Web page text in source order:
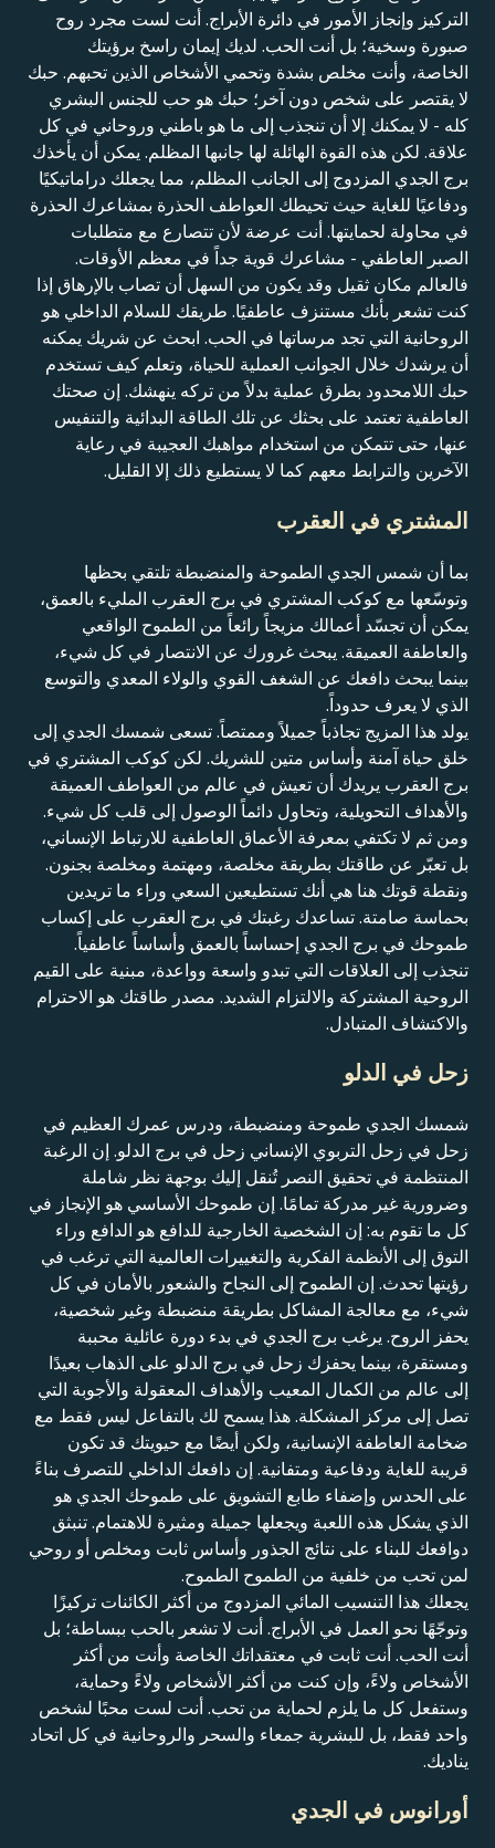
التركيز وإنجاز الأمور في دائرة الأبراج. أنت لست مجرد روح
صبورة وسخية؛ بل أنت الحب. لديك إيمان راسخ برؤيتك
الخاصة، وأنت مخلص بشدة وتحمي الأشخاص الذين تحبهم. حبك
لا يقتصر على شخص دون آخر؛ حبك هو حب للجنس البشري
كله - لا يمكنك إلا أن تنجذب إلى ما هو باطني وروحاني في كل
علاقة. لكن هذه القوة الهائلة لها جانبها المظلم. يمكن أن يأخذك
برج الجدي المزدوج إلى الجانب المظلم، مما يجعلك دراماتيكيًا
ودفاعيًا للغاية حيث تحيطك العواطف الحذرة بمشاعرك الحذرة
في محاولة لحمايتها. أنت عرضة لأن تتصارع مع متطلبات
الصبر العاطفي - مشاعرك قوية جداً في معظم الأوقات.
فالعالم مكان ثقيل وقد يكون من السهل أن تصاب بالإرهاق إذا
كنت تشعر بأنك مستنزف عاطفيًا. طريقك للسلام الداخلي هو
الروحانية التي تجد مرساتها في الحب. ابحث عن شريك يمكنه
أن يرشدك خلال الجوانب العملية للحياة، وتعلم كيف تستخدم
حبك اللامحدود بطرق عملية بدلاً من تركه ينهشك. إن صحتك
العاطفية تعتمد على بحثك عن تلك الطاقة البدائية والتنفيس
عنها، حتى تتمكن من استخدام مواهبك العجيبة في رعاية
الآخرين والترابط معهم كما لا يستطيع ذلك إلا القليل.
المشتري في العقرب
بما أن شمس الجدي الطموحة والمنضبطة تلتقي بحظها
وتوسّعها مع كوكب المشتري في برج العقرب المليء بالعمق،
يمكن أن تجسّد أعمالك مزيجاً رائعاً من الطموح الواقعي
والعاطفة العميقة. يبحث غرورك عن الانتصار في كل شيء،
بينما يبحث دافعك عن الشغف القوي والولاء المعدي والتوسع
الذي لا يعرف حدوداً.
يولد هذا المزيج تجاذباً جميلاً وممتصاً. تسعى شمسك الجدي إلى
خلق حياة آمنة وأساس متين للشريك. لكن كوكب المشتري في
برج العقرب يريدك أن تعيش في عالم من العواطف العميقة
والأهداف التحويلية، وتحاول دائماً الوصول إلى قلب كل شيء.
ومن ثم لا تكتفي بمعرفة الأعماق العاطفية للارتباط الإنساني،
بل تعبّر عن طاقتك بطريقة مخلصة، ومهتمة ومخلصة بجنون.
ونقطة قوتك هنا هي أنك تستطيعين السعي وراء ما تريدين
بحماسة صامتة. تساعدك رغبتك في برج العقرب على إكساب
طموحك في برج الجدي إحساساً بالعمق وأساساً عاطفياً.
تنجذب إلى العلاقات التي تبدو واسعة وواعدة، مبنية على القيم
الروحية المشتركة والالتزام الشديد. مصدر طاقتك هو الاحترام
والاكتشاف المتبادل.
زحل في الدلو
شمسك الجدي طموحة ومنضبطة، ودرس عمرك العظيم في
زحل في زحل التربوي الإنساني زحل في برج الدلو. إن الرغبة
المنتظمة في تحقيق النصر تُنقل إليك بوجهة نظر شاملة
وضرورية غير مدركة تمامًا. إن طموحك الأساسي هو الإنجاز في
كل ما تقوم به: إن الشخصية الخارجية للدافع هو الدافع وراء
التوق إلى الأنظمة الفكرية والتغييرات العالمية التي ترغب في
رؤيتها تحدث. إن الطموح إلى النجاح والشعور بالأمان في كل
شيء، مع معالجة المشاكل بطريقة منضبطة وغير شخصية،
يحفز الروح. يرغب برج الجدي في بدء دورة عائلية محببة
ومستقرة، بينما يحفزك زحل في برج الدلو على الذهاب بعيدًا
إلى عالم من الكمال المعيب والأهداف المعقولة والأجوبة التي
تصل إلى مركز المشكلة. هذا يسمح لك بالتفاعل ليس فقط مع
ضخامة العاطفة الإنسانية، ولكن أيضًا مع حيويتك قد تكون
قريبة للغاية ودفاعية ومتفانية. إن دافعك الداخلي للتصرف بناءً
على الحدس وإضفاء طابع التشويق على طموحك الجدي هو
الذي يشكل هذه اللعبة ويجعلها جميلة ومثيرة للاهتمام. تنبثق
دوافعك للبناء على نتائج الجذور وأساس ثابت ومخلص أو روحي
لمن تحب من خلفية من الطموح الطموح.
يجعلك هذا التنسيب المائي المزدوج من أكثر الكائنات تركيزًا
وتوجّهًا نحو العمل في الأبراج. أنت لا تشعر بالحب ببساطة؛ بل
أنت الحب. أنت ثابت في معتقداتك الخاصة وأنت من أكثر
الأشخاص ولاءً، وإن كنت من أكثر الأشخاص ولاءً وحماية،
وستفعل كل ما يلزم لحماية من تحب. أنت لست محبًا لشخص
واحد فقط، بل للبشرية جمعاء والسحر والروحانية في كل اتحاد
يناديك.
أورانوس في الجدي